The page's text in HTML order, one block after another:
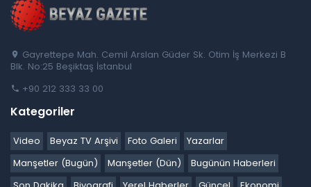
Gayrettepe Mah. Cemil Arslan Güder Sk. Otim İş Merkezi B
Blk. No:25 Beşiktaş İstanbul
+90 212 333 33 00
Kategoriler
Video Beyaz TV Arşivi Foto Galeri
Yazarlar
Manşetler (Bugün)
Manşetler (Dün)
Bugünün Haberleri